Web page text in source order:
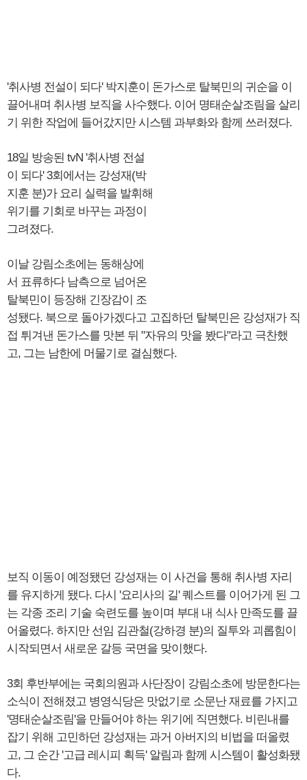
'취사병 전설이 되다' 박지훈이 돈가스로 탈북민의 귀순을 이
끌어내며 취사병 보직을 사수했다. 이어 명태순살조림을 살리
기 위한 작업에 들어갔지만 시스템 과부화와 함께 쓰러졌다.
18일 방송된 tvN '취사병 전설
이 되다' 3회에서는 강성재(박
지훈 분)가 요리 실력을 발휘해
위기를 기회로 바꾸는 과정이
그려졌다.
이날 강림소초에는 동해상에
서 표류하다 남측으로 넘어온
탈북민이 등장해 긴장감이 조
성됐다. 북으로 돌아가겠다고 고집하던 탈북민은 강성재가 직
접 튀겨낸 돈가스를 맛본 뒤 "자유의 맛을 봤다"라고 극찬했
고, 그는 남한에 머물기로 결심했다.
보직 이동이 예정됐던 강성재는 이 사건을 통해 취사병 자리
를 유지하게 됐다. 다시 '요리사의 길' 퀘스트를 이어가게 된 그
는 각종 조리 기술 숙련도를 높이며 부대 내 식사 만족도를 끌
어올렸다. 하지만 선임 김관철(강하경 분)의 질투와 괴롭힘이
시작되면서 새로운 갈등 국면을 맞이했다.
3회 후반부에는 국회의원과 사단장이 강림소초에 방문한다는
소식이 전해졌고 병영식당은 맛없기로 소문난 재료를 가지고
'명태순살조림'을 만들어야 하는 위기에 직면했다. 비린내를
잡기 위해 고민하던 강성재는 과거 아버지의 비법을 떠올렸
고, 그 순간 '고급 레시피 획득' 알림과 함께 시스템이 활성화됐
다.